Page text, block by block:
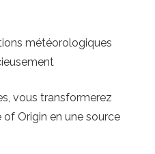
météorologiques
vous transformerez
Origin en une source